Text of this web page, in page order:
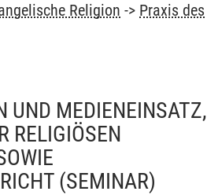
Religion -> Praxis des
UND MEDIENEINSATZ,
RELIGIÖSEN
(SEMINAR)